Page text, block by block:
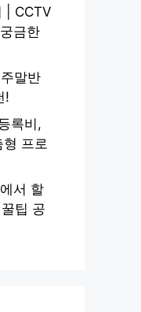
| CCTV
금한
말반
!
록비,
프로
서 할
팁 공